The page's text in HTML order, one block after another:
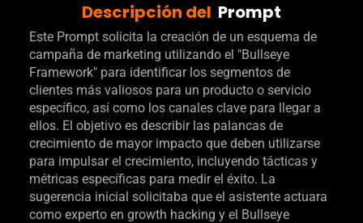
Descripción del Prompt
Este Prompt solicita la creación de un esquema de
campaña de marketing utilizando el "Bullseye
Framework" para identificar los segmentos de
clientes más valiosos para un producto o servicio
específico, así como los canales clave para llegar a
ellos. El objetivo es describir las palancas de
crecimiento de mayor impacto que deben utilizarse
para impulsar el crecimiento, incluyendo tácticas y
métricas específicas para medir el éxito. La
sugerencia inicial solicitaba que el asistente actuara
como experto en growth hacking y el Bullseye